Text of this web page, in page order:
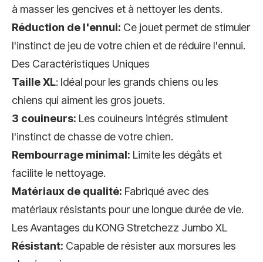
à masser les gencives et à nettoyer les dents.
Réduction de l'ennui: Ce jouet permet de stimuler
l'instinct de jeu de votre chien et de réduire l'ennui.
Des Caractéristiques Uniques
Taille XL: Idéal pour les grands chiens ou les
chiens qui aiment les gros jouets.
3 couineurs: Les couineurs intégrés stimulent
l'instinct de chasse de votre chien.
Rembourrage minimal: Limite les dégâts et
facilite le nettoyage.
Matériaux de qualité: Fabriqué avec des
matériaux résistants pour une longue durée de vie.
Les Avantages du KONG Stretchezz Jumbo XL
Résistant: Capable de résister aux morsures les